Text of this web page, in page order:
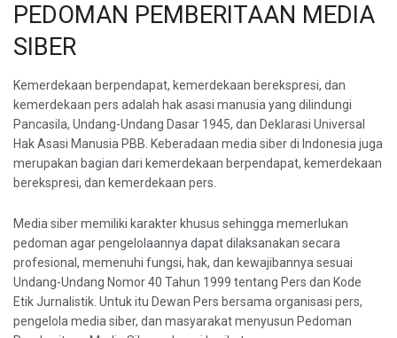
PEDOMAN PEMBERITAAN MEDIA
SIBER
Kemerdekaan berpendapat, kemerdekaan berekspresi, dan
kemerdekaan pers adalah hak asasi manusia yang dilindungi
Pancasila, Undang-Undang Dasar 1945, dan Deklarasi Universal
Hak Asasi Manusia PBB. Keberadaan media siber di Indonesia juga
merupakan bagian dari kemerdekaan berpendapat, kemerdekaan
berekspresi, dan kemerdekaan pers.
Media siber memiliki karakter khusus sehingga memerlukan
pedoman agar pengelolaannya dapat dilaksanakan secara
profesional, memenuhi fungsi, hak, dan kewajibannya sesuai
Undang-Undang Nomor 40 Tahun 1999 tentang Pers dan Kode
Etik Jurnalistik. Untuk itu Dewan Pers bersama organisasi pers,
pengelola media siber, dan masyarakat menyusun Pedoman